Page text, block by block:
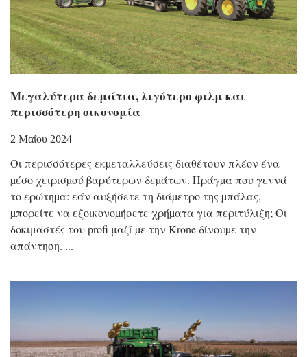
Μεγαλύτερα δεμάτια, λιγότερο φιλμ και
περισσότερη οικονομία
2 Μαΐου 2024
Οι περισσότερες εκµεταλλεύσεις διαθέτουν πλέον ένα
µέσο χειρισµού βαρύτερων δεµάτων. Πράγµα που γεννά
το ερώτηµα: εάν αυξήσετε τη διάµετρο της µπάλας,
µπορείτε να εξοικονοµήσετε χρήµατα για περιτύλιξη; Οι
δοκιμαστές του profi μαζί µε την Krone δίνουµε την
απάντηση.